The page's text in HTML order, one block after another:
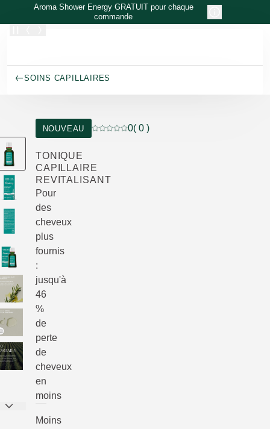
Allez au contenu principal
Aroma Shower Energy GRATUIT pour chaque
commande
SOINS CAPILLAIRES
NOUVEAU
Note actuelle : 0 sur 5 étoiles Noté par 0
0( 0 )
TONIQUE
CAPILLAIRE
REVITALISANT
Pour
des
cheveux
plus
fournis
:
jusqu'à
46
%
de
perte
de
cheveux
en
moins
Moins